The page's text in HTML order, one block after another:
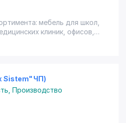
мебель для школ,
клиник, офисов,
Sistem" ЧП)
Производство